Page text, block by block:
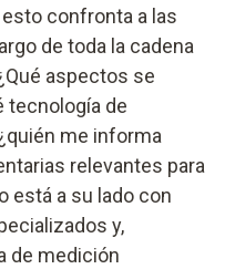
confronta a las
de toda la cadena
aspectos se
tecnología de
me informa
relevantes para
está a su lado con
y,
de medición